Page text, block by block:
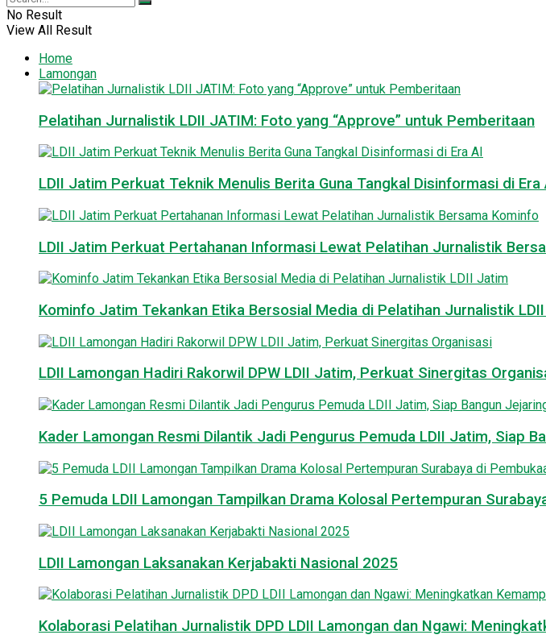
No Result
View All Result
Home
Lamongan
Pelatihan Jurnalistik LDII JATIM: Foto yang “Approve” untuk Pemberitaan
LDII Jatim Perkuat Teknik Menulis Berita Guna Tangkal Disinformasi di Era
LDII Jatim Perkuat Pertahanan Informasi Lewat Pelatihan Jurnalistik
Kominfo Jatim Tekankan Etika Bersosial Media di Pelatihan Jurnalistik
LDII Lamongan Hadiri Rakorwil DPW LDII Jatim, Perkuat Sinergitas
Kader Lamongan Resmi Dilantik Jadi Pengurus Pemuda LDII Jatim, Siap
5 Pemuda LDII Lamongan Tampilkan Drama Kolosal Pertempuran
LDII Lamongan Laksanakan Kerjabakti Nasional 2025
Kolaborasi Pelatihan Jurnalistik DPD LDII Lamongan dan Ngawi: